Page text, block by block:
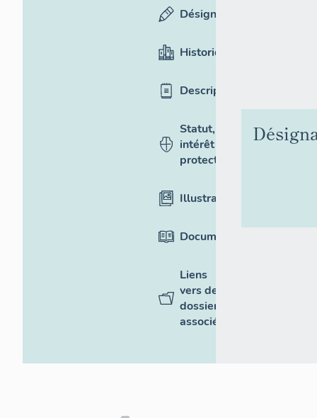
Désignation
Historique
Description
Statut,
intérêt et
protection
Illustrations
Documentation
Liens
vers des
dossiers
associés